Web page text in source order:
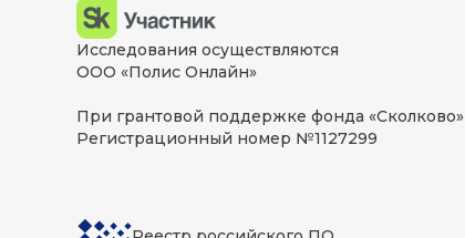
Исследования осуществляются
ООО «Полис Онлайн»
При грантовой поддержке фонда «Сколково»
Регистрационный номер №1127299